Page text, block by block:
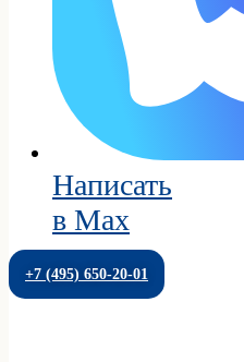
Написать
в Max
+7 (495) 650-20-01